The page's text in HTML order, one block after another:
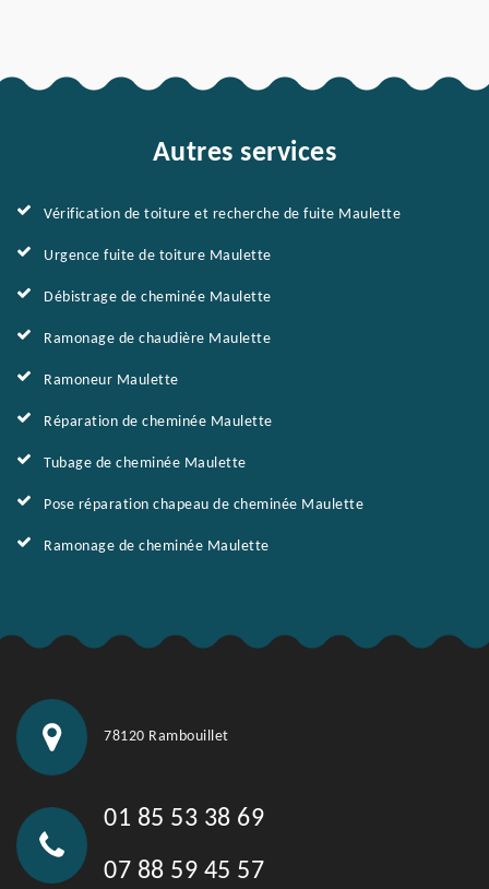
Autres services
Vérification de toiture et recherche de fuite Maulette
Urgence fuite de toiture Maulette
Débistrage de cheminée Maulette
Ramonage de chaudière Maulette
Ramoneur Maulette
Réparation de cheminée Maulette
Tubage de cheminée Maulette
Pose réparation chapeau de cheminée Maulette
Ramonage de cheminée Maulette
78120 Rambouillet
01 85 53 38 69
07 88 59 45 57